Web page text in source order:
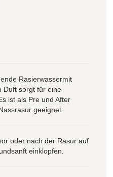
Rasierwassermit
Duft sorgt für eine
ist als Pre und After
geeignet.
oder nach der Rasur auf
einklopfen.